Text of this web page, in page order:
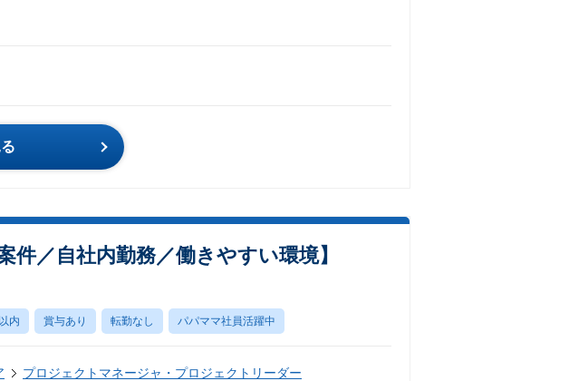
／自社内勤務／働きやすい環境】
内 賞与あり 転勤なし パパママ社員活躍中
プロジェクトマネージャ・プロジェクトリーダー